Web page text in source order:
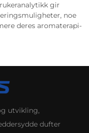
gir
noe
deres aromaterapi-
utvikling,
dufter